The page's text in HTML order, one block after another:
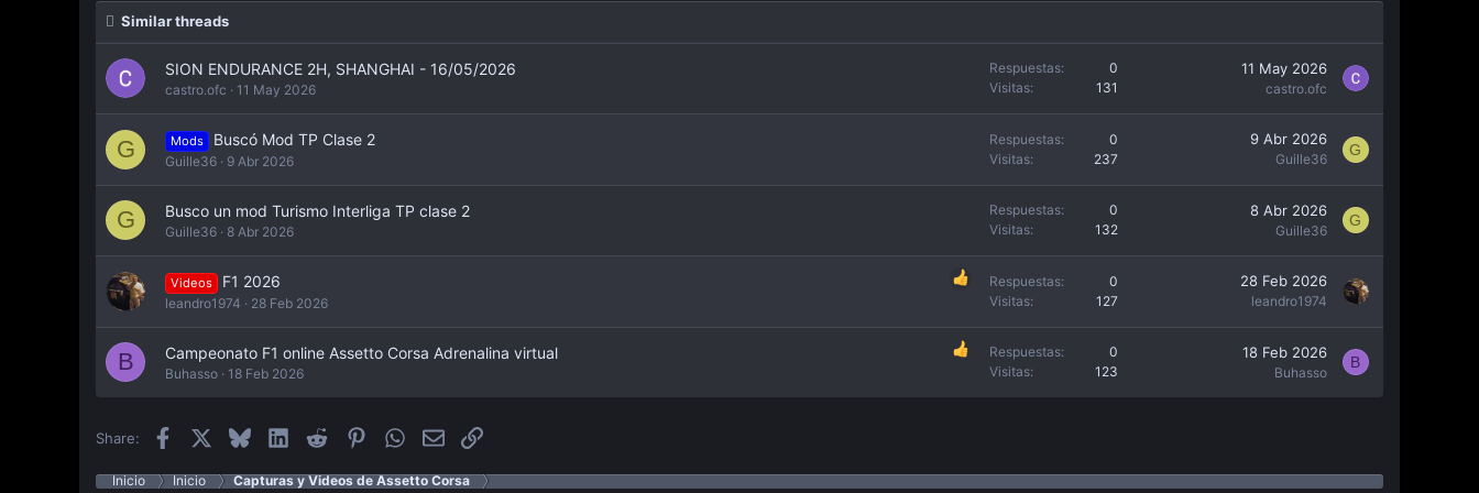
Similar threads
SION ENDURANCE 2H, SHANGHAI - 16/05/2026
castro.ofc 11 May 2026
Respuestas
0
Visitas
131
11 May 2026
castro.ofc
G Mods Buscó Mod TP Clase 2
Guille36 9 Abr 2026
Respuestas
0
Visitas
237
9 Abr 2026
Guille36
G
G Busco un mod Turismo Interliga TP clase 2
Guille36 8 Abr 2026
Respuestas
0
Visitas
132
8 Abr 2026
Guille36
G
Videos F1 2026
leandro1974 28 Feb 2026
Respuestas
0
Visitas
127
28 Feb 2026
leandro1974
B Campeonato F1 online Assetto Corsa Adrenalina virtual
Buhasso 18 Feb 2026
Respuestas
0
Visitas
123
18 Feb 2026
Buhasso
B
Share: Facebook Bluesky LinkedInReddit PinterestWhatsApp
Email Enlace
Inicio Inicio Capturas y Videos de Assetto Corsa